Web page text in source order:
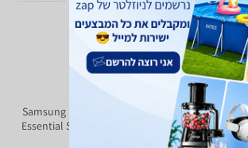
מסך מחשב ‏ 24 ‏אינטש Samsung Essential S 3 S 31 C S 24 C 310 EAM Full
HD סמסונג, Essential S3 S31C S24C310EAM סמסונג , סמסונג Essential S3